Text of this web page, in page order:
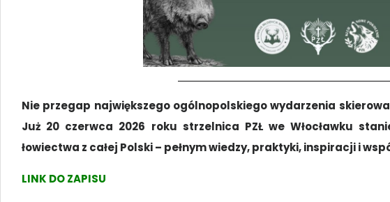
Nie przegap największego ogólnopolskiego wydarzenia
Już 20 czerwca 2026 roku strzelnica PZŁ we Włocławku
łowiectwa z całej Polski – pełnym wiedzy, praktyki, inspiracji i
LINK DO ZAPISU